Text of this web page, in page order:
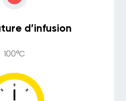
d’infusion
100°C